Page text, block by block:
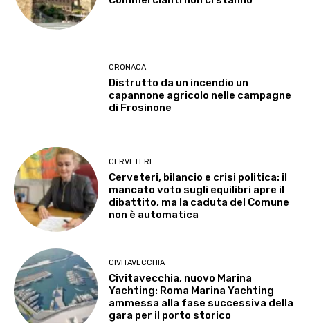
CRONACA
Distrutto da un incendio un
capannone agricolo nelle campagne
di Frosinone
CERVETERI
Cerveteri, bilancio e crisi politica: il
mancato voto sugli equilibri apre il
dibattito, ma la caduta del Comune
non è automatica
CIVITAVECCHIA
Civitavecchia, nuovo Marina
Yachting: Roma Marina Yachting
ammessa alla fase successiva della
gara per il porto storico